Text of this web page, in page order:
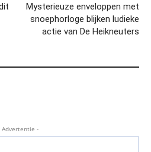
Mysterieuze enveloppen met
snoephorloge blijken ludieke
actie van De Heikneuters
Advertentie -